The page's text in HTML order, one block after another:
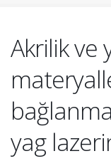
Akrilik ve
yag